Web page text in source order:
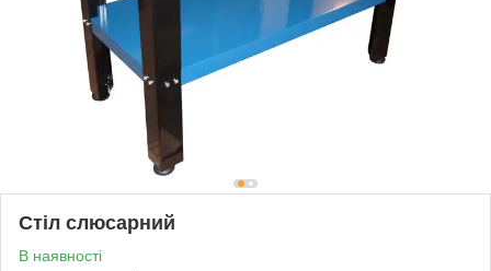
Стіл слюсарний
В наявності